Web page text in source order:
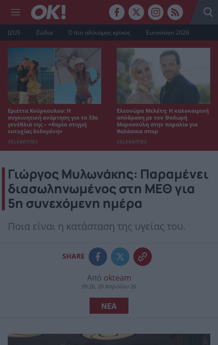
J2US Ζώδια Ο πιο αδύναμος κρίκος Eurovision 2026
Εριέττα Κούρκουλου: Η
συγκινητική ανάρτηση για τα 33α
γενέθλιά της – «Καμία στιγμή
ευτυχίας δεδομένη»
CELEBRITIES
Ελεονώρα Μελέτη: Η καλοκαιρινή
απόδραση με τον Θοδωρή
Μαροσούλη στην παραλία για
θαλάσσια σπορ
CELEBRITIES
Γιώργος Μυλωνάκης: Παραμένει
διασωληνωμένος στη ΜΕΘ για
5η συνεχόμενη ημέρα
Ποια είναι η κατάσταση της υγείας του.
SHARE
Από okteam
09:26, 20 Απριλίου 26
ΝΕΑ